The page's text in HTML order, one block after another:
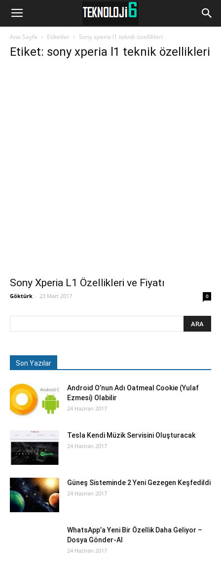
www.Teknoloji6.com
Ana Sayfa Etiketler Sony xperia l1 teknik özellikleri
Etiket: sony xperia l1 teknik özellikleri
Sony Xperia L1 Özellikleri ve Fiyatı
Göktürk - 23 Mart 2017 0
Son Yazılar
Android O’nun Adı Oatmeal Cookie (Yulaf
Ezmesi) Olabilir
24 Haziran 2017
Tesla Kendi Müzik Servisini Oluşturacak
24 Haziran 2017
Güneş Sisteminde 2 Yeni Gezegen Keşfedildi
24 Haziran 2017
WhatsApp’a Yeni Bir Özellik Daha Geliyor –
Dosya Gönder-Al
24 Haziran 2017